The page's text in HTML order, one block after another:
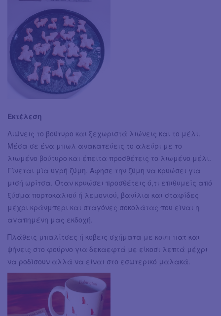
Εκτέλεση
Λιώνεις το βούτυρο και ξεχωριστά λιώνεις και το μέλι.
Μέσα σε ένα μπωλ ανακατεύεις το αλεύρι με το
λιωμένο βούτυρο και έπειτα προσθέτεις το λιωμένο μέλι.
Γίνεται μία υγρή ζύμη. Άφησε την ζύμη να κρυώσει για
μισή ωρίτσα. Όταν κρυώσει προσθέτεις ό,τι επιθυμείς από
ξύσμα πορτοκαλιού ή λεμονιού, βανίλια και σταφίδες
μέχρι κράνμπερι και σταγόνες σοκολάτας που είναι η
αγαπημένη μας εκδοχή.
Πλάθεις μπαλίτσες ή κοβεις σχήματα με κουπ-πατ και
ψήνεις στο φούρνο για δεκαεφτά με είκοσι λεπτά μέχρι
να ροδίσουν αλλά να είναι στο εσωτερικό μαλακά.